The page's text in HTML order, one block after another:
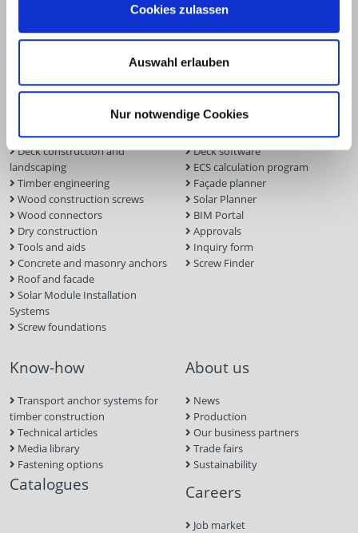
Cookies zulassen
Auswahl erlauben
Nur notwendige Cookies
Deck construction and
landscaping
Timber engineering
Wood construction screws
Wood connectors
Dry construction
Tools and aids
Concrete and masonry anchors
Roof and facade
Solar Module Installation
Systems
Screw foundations
Service
Deck software
ECS calculation program
Façade planner
Solar Planner
BIM Portal
Approvals
Inquiry form
Screw Finder
Know-how
Transport anchor systems for
timber construction
Technical articles
Media library
Fastening options
Catalogues
About us
News
Production
Our business partners
Trade fairs
Sustainability
Careers
Job market